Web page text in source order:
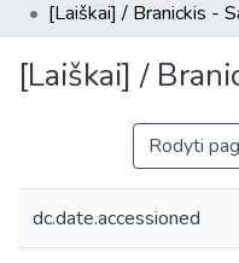
[Laiškai] /
Rodyti
dc.date.accessioned